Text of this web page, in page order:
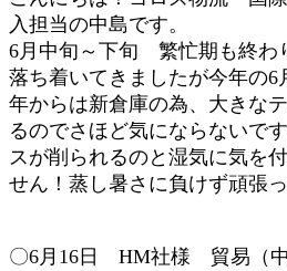
入担当の中島です。
6月中旬～下旬 繁忙期も終わ
落ち着いてきましたが今年の6
年からは新倉庫の為、大きな
るのでさほど気にならないで
スが削られるのと湿気に気を
せん！蒸し暑さに負けず頑張
〇6月16 日 HM社様 貿易（